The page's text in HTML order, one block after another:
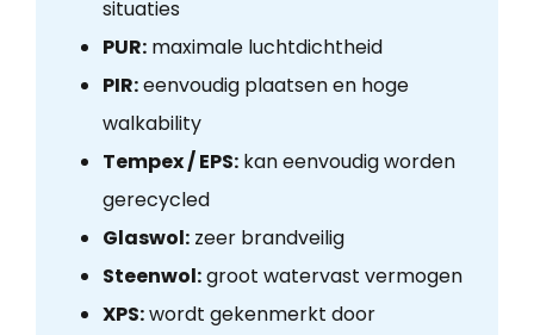
situaties
PUR:maximale luchtdichtheid
PIR:eenvoudig plaatsen en hoge
walkability
Tempex / EPS:kan eenvoudig worden
gerecycled
Glaswol:zeer brandveilig
Steenwol:groot watervast vermogen
XPS:wordt gekenmerkt door